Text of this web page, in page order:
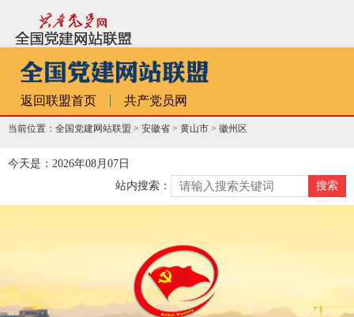
返回联盟首页 共产党员网
当前位置：全国党建网站联盟 > 安徽省 > 黄山市 > 徽州区
今天是：2026年08月07日
站内搜索：